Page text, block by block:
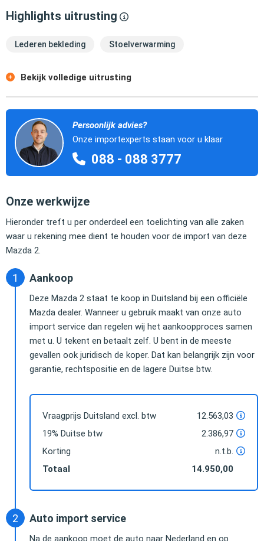
Highlights uitrusting
Lederen bekleding Stoelverwarming
Bekijk volledige uitrusting
Persoonlijk advies?
Onze importexperts staan voor u klaar
088 - 088 3777
Onze werkwijze
Hieronder treft u per onderdeel een toelichting van alle zaken
waar u rekening mee dient te houden voor de import van deze
Mazda 2.
Aankoop
Deze Mazda 2 staat te koop in Duitsland bij een officiële
Mazda dealer. Wanneer u gebruik maakt van onze auto
import service dan regelen wij het aankoopproces samen
met u. U tekent en betaalt zelf. U bent in de meeste
gevallen ook juridisch de koper. Dat kan belangrijk zijn voor
garantie, rechtspositie en de lagere Duitse btw.
Vraagprijs Duitsland excl. btw
12.563,03
19% Duitse btw
2.386,97
Korting
n.t.b.
Totaal
14.950,00
Auto import service
Na de aankoop moet de auto naar Nederland en op